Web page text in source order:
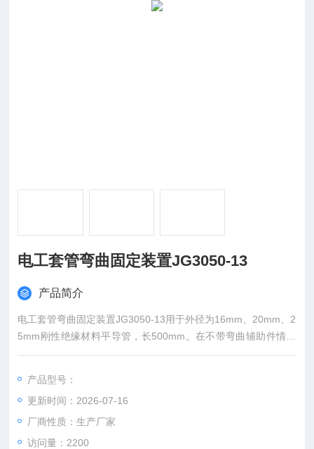
电工套管弯曲固定装置JG3050-13
产品简介
电工套管弯曲固定装置JG3050-13用于外径为16mm、20mm、2
5mm刚性绝缘材料平导管，长500mm。在不带弯曲辅助件情况
下，弯曲成90°角后进行折弯试验。
产品型号：
更新时间：2026-07-16
厂商性质：生产厂家
访问量：2200